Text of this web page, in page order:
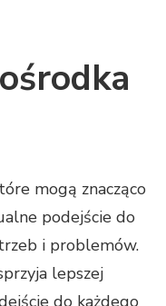
mogą znacząco
podejście do
i problemów.
lepszej
do każdego